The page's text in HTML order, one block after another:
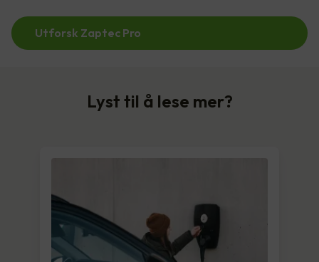
Utforsk Zaptec Pro
Lyst til å lese mer?